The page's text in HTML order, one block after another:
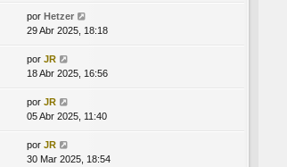
por Hetzer
29 Abr 2025, 18:18
por JR
18 Abr 2025, 16:56
por JR
05 Abr 2025, 11:40
por JR
30 Mar 2025, 18:54